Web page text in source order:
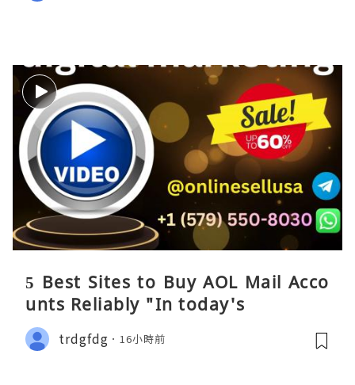
5 Best Sites to Buy AOL Mail Acco
unts Reliably "In today's
trdgfdg 16小時前